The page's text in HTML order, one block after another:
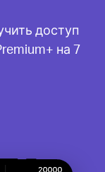
доступ
на 7